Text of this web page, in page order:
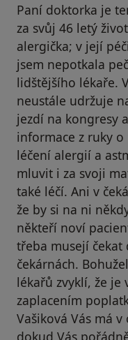
Paní doktorka je
za svůj 46 letý
alergička; v její
jsem nepotkala
lidštějšího lékaře.
neustále udržuje
jezdí na kongresy
informace z ruky
léčení alergií a
mluvit i za svoji
také léčí. Ani v
že by si na ni
někteří noví
třeba musejí čekat
čekárnách.
lékařů zvyklí, že je
zaplacením
Vašiková Vás má
dokud Vás